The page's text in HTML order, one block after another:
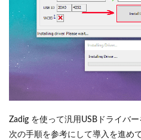
Zadig を使って汎用USBドライバー
次の手順を参考にして導入を進め